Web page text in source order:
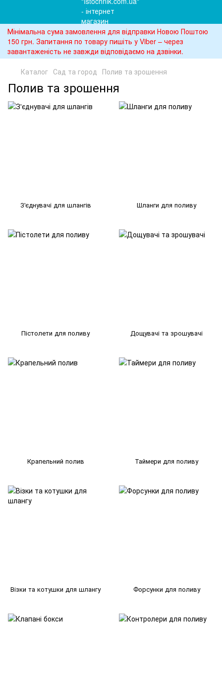
Мінімальна сума замовлення для відправки Новою Поштою
150 грн. Запитання по товару пишіть у Viber – через
завантаженість не завжди відповідаємо на дзвінки.
Каталог Сад та город Полив та зрошення
Полив та зрошення
З'єднувачі для шлангів Шланги для поливу
Пістолети для поливу Дощувачі та зрошувачі
Крапельний полив Таймери для поливу
Візки та котушки для шлангу Форсунки для поливу